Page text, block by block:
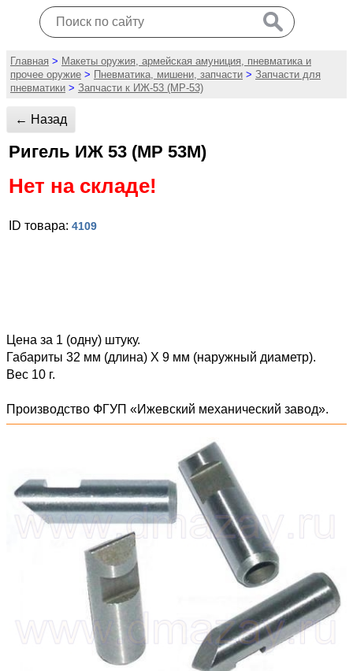
Главная > Макеты оружия, армейская амуниция, пневматика и
прочее оружие > Пневматика, мишени, запчасти > Запчасти для
пневматики > Запчасти к ИЖ-53 (МР-53)
← Назад
Ригель ИЖ 53 (MP 53M)
Нет на складе!
ID товара: 4109
Цена за 1 (одну) штуку.
Габариты 32 мм (длина) Х 9 мм (наружный диаметр).
Вес 10 г.
Производство ФГУП «Ижевский механический завод».